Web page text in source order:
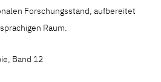
Forschungsstand, aufbereitet
Raum.
Band 12